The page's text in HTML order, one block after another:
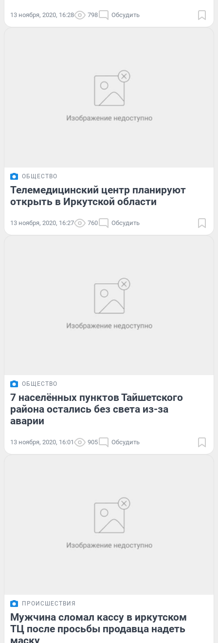
13 ноября, 2020, 16:28 798 Обсудить
ОБЩЕСТВО
Телемедицинский центр планируют
открыть в Иркутской области
13 ноября, 2020, 16:27 760 Обсудить
ОБЩЕСТВО
7 населённых пунктов Тайшетского
района остались без света из-за
аварии
13 ноября, 2020, 16:01 905 Обсудить
ПРОИСШЕСТВИЯ
Мужчина сломал кассу в иркутском
ТЦ после просьбы продавца надеть
маску